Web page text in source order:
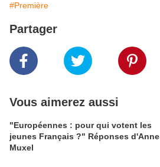
#Première
Partager
Vous aimerez aussi
"Européennes : pour qui votent les
jeunes Français ?" Réponses d'Anne
Muxel